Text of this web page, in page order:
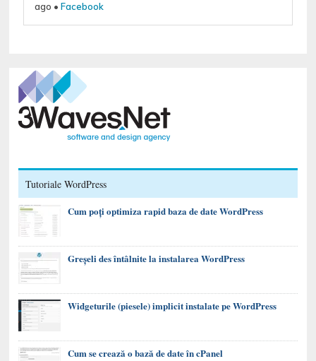
ago •Facebook
Tutoriale WordPress
Cum poți optimiza rapid baza de date WordPress
Greșeli des întâlnite la instalarea WordPress
Widgeturile (piesele) implicit instalate pe WordPress
Cum se crează o bază de date în cPanel